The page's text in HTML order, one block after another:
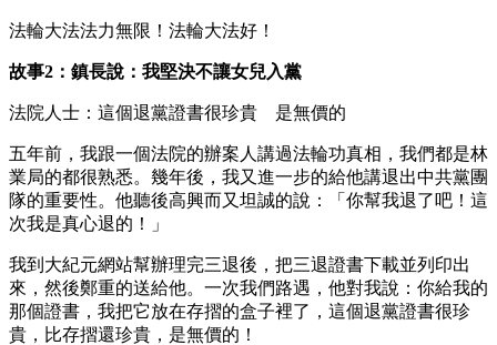
法輪大法法力無限！法輪大法好！
故事2：鎮長說：我堅決不讓女兒入黨
法院人士：這個退黨證書很珍貴 是無價的
五年前，我跟一個法院的辦案人講過法輪功真相，我們都是林
業局的都很熟悉。幾年後，我又進一步的給他講退出中共黨團
隊的重要性。他聽後高興而又坦誠的說：「你幫我退了吧！這
次我是真心退的！」
我到大紀元網站幫辦理完三退後，把三退證書下載並列印出
來，然後鄭重的送給他。一次我們路遇，他對我說：你給我的
那個證書，我把它放在存摺的盒子裡了，這個退黨證書很珍
貴，比存摺還珍貴，是無價的！